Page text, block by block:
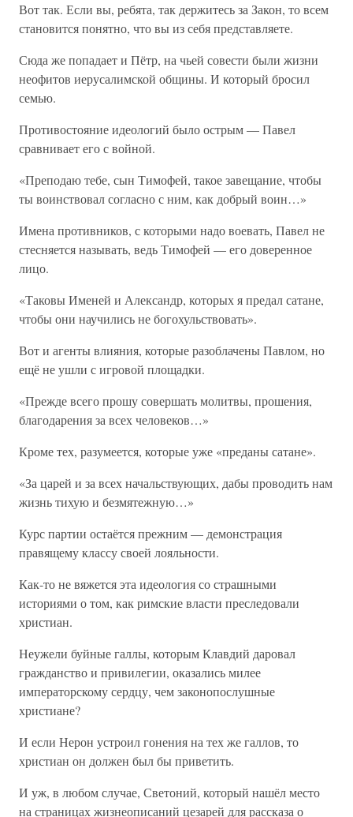
Вот так. Если вы, ребята, так держитесь за Закон, то всем
становится понятно, что вы из себя представляете.
Сюда же попадает и Пётр, на чьей совести были жизни
неофитов иерусалимской общины. И который бросил
семью.
Противостояние идеологий было острым — Павел
сравнивает его с войной.
«Преподаю тебе, сын Тимофей, такое завещание, чтобы
ты воинствовал согласно с ним, как добрый воин…»
Имена противников, с которыми надо воевать, Павел не
стесняется называть, ведь Тимофей — его доверенное
лицо.
«Таковы Именей и Александр, которых я предал сатане,
чтобы они научились не богохульствовать».
Вот и агенты влияния, которые разоблачены Павлом, но
ещё не ушли с игровой площадки.
«Прежде всего прошу совершать молитвы, прошения,
благодарения за всех человеков…»
Кроме тех, разумеется, которые уже «преданы сатане».
«За царей и за всех начальствующих, дабы проводить нам
жизнь тихую и безмятежную…»
Курс партии остаётся прежним — демонстрация
правящему классу своей лояльности.
Как-то не вяжется эта идеология со страшными
историями о том, как римские власти преследовали
христиан.
Неужели буйные галлы, которым Клавдий даровал
гражданство и привилегии, оказались милее
императорскому сердцу, чем законопослушные
христиане?
И если Нерон устроил гонения на тех же галлов, то
христиан он должен был бы приветить.
И уж, в любом случае, Светоний, который нашёл место
на страницах жизнеописаний цезарей для рассказа о